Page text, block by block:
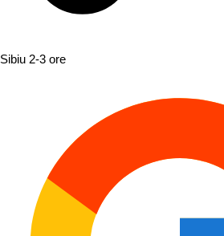
Sibiu 2-3 ore